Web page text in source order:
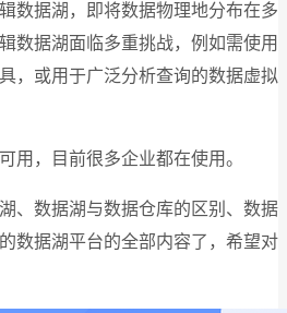
数据湖，即将数据物理地分布在多
数据湖面临多重挑战，例如需使用
，或用于广泛分析查询的数据虚拟
用，目前很多企业都在使用。
、数据湖与数据仓库的区别、数据
数据湖平台的全部内容了，希望对